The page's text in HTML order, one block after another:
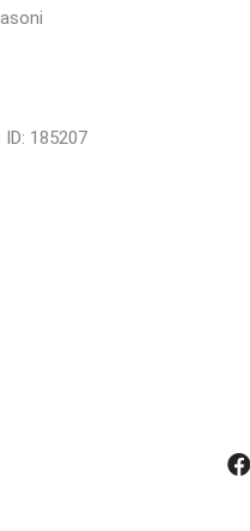
185207